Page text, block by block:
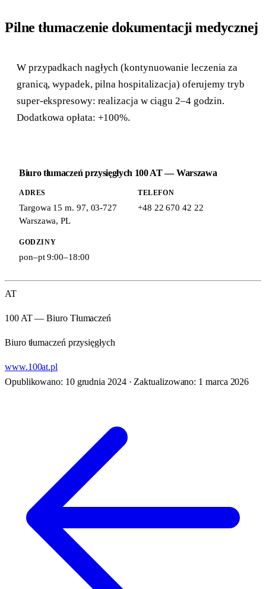
Pilne tłumaczenie dokumentacji medycznej
W przypadkach nagłych (kontynuowanie leczenia za
granicą, wypadek, pilna hospitalizacja) oferujemy tryb
super-ekspresowy: realizacja w ciągu 2–4 godzin.
Dodatkowa opłata: +100%.
Biuro tłumaczeń przysięgłych 100 AT — Warszawa
ADRES
Targowa 15 m. 97, 03-727
Warszawa,PL
TELEFON
+48 22 670 42 22
GODZINY
pon–pt 9:00–18:00
AT
100 AT — Biuro Tłumaczeń
Biuro tłumaczeń przysięgłych
www.100at.pl
Opublikowano: 10 grudnia 2024 · Zaktualizowano: 1 marca 2026